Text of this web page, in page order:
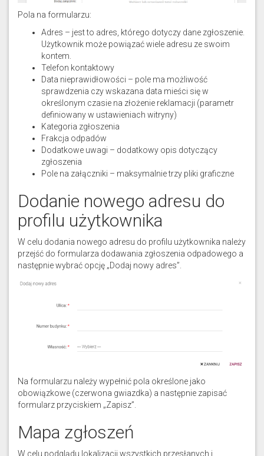
Pola na formularzu:
Adres – jest to adres, którego dotyczy dane zgłoszenie.
Użytkownik może powiązać wiele adresu ze swoim
kontem.
Telefon kontaktowy
Data nieprawidłowości – pole ma możliwość
sprawdzenia czy wskazana data mieści się w
określonym czasie na złożenie reklamacji (parametr
definiowany w ustawieniach witryny)
Kategoria zgłoszenia
Frakcja odpadów
Dodatkowe uwagi – dodatkowy opis dotyczący
zgłoszenia
Pole na załączniki – maksymalnie trzy pliki graficzne
Dodanie nowego adresu do
profilu użytkownika
W celu dodania nowego adresu do profilu użytkownika należy
przejść do formularza dodawania zgłoszenia odpadowego a
następnie wybrać opcję „Dodaj nowy adres”.
Na formularzu należy wypełnić pola określone jako
obowiązkowe (czerwona gwiazdka) a następnie zapisać
formularz przyciskiem „Zapisz”.
Mapa zgłoszeń
W celu podglądu lokalizacji wszystkich przesłanych i